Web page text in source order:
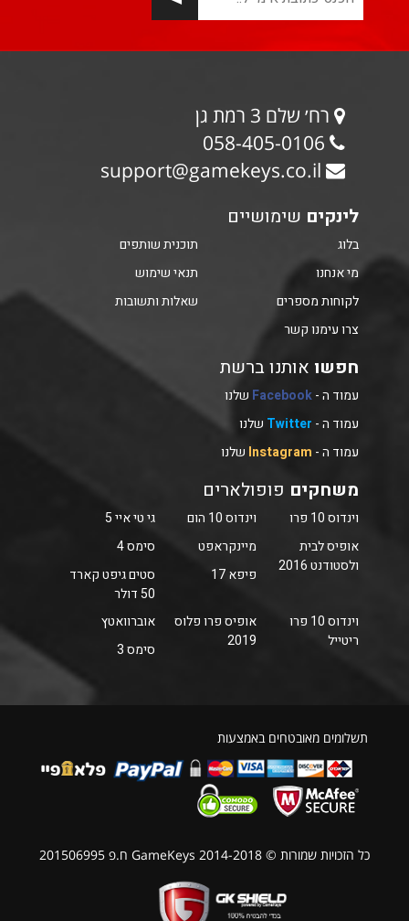
רח׳ שלם 3 רמת גן
לינקים שימושיים
בלוג
מי אנחנו
לקוחות מספרים
צרו עימנו קשר
תוכנית שותפים
תנאי שימוש
שאלות ותשובות
חפשו אותנו ברשת
עמוד ה -Facebook שלנו
עמוד ה - Twitter שלנו
עמוד ה - Instagram שלנו
משחקים פופולארים
וינדוס 10 פרו וינדוס 10 הום
גי טי איי 5
אופיס לבית
ולסטודנט 2016
מיינקראפט
סימס 4
פיפא 17
סטים גיפט קארד
50 דולר
וינדוס 10 פרו
ריטייל
אופיס פרו פלוס
2019
אוברוואטץ
סימס 3
תשלומים מאובטחים באמצעות
כל הזכויות שמורות © GameKeys 2014-2018 ח.פ 201506995